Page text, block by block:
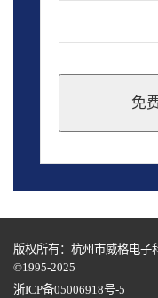
免
should
blank
版权所有：杭州市威格电子
©1995-2025
浙ICP备05006918号-5